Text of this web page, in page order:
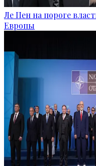
Ле Пен на пороге
Европы